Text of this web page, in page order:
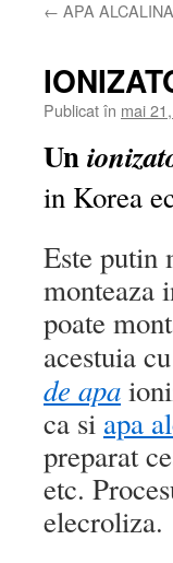
← APA ALCALINA
Publicat în mai
Un
in Korea
Este putin
monteaza
poate
acestuia
de apa
ca si apa
preparat
etc.
elecroliza.